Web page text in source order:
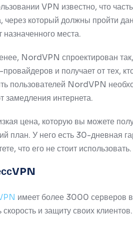
VPN известно, что
через который должны пройти
назначенного места.
NordVPN спроектирован
провайдеров и получает от тех,
пользователей NordVPN
замедления интернета.
цена, которую вы можете
план.У него есть 30-дневная
что его не стоит использовать.
имеет более 3000 серверов
скорость и защиту своих клиентов.